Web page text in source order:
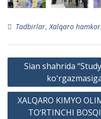
Tadbirlar,Xalqaro
Post
menyusi
Sian shahrida
XALQARO KIMYO
TO‘RTINCHI